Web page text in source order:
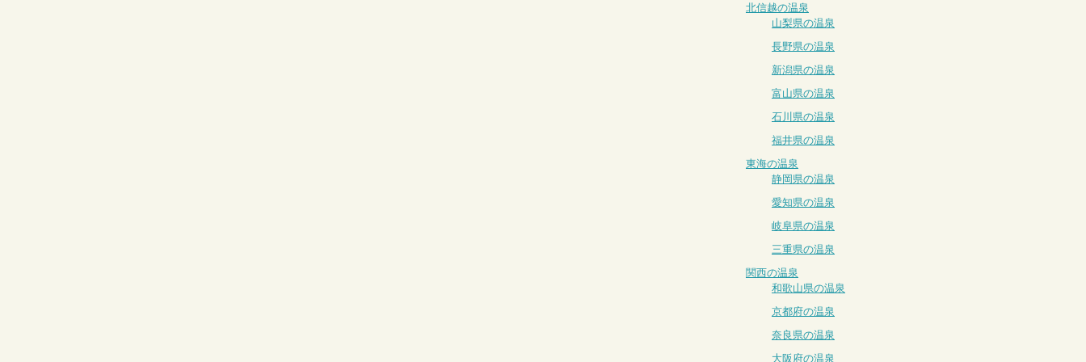
北信越の温泉
山梨県の温泉
長野県の温泉
新潟県の温泉
富山県の温泉
石川県の温泉
福井県の温泉
東海の温泉
静岡県の温泉
愛知県の温泉
岐阜県の温泉
三重県の温泉
関西の温泉
和歌山県の温泉
京都府の温泉
奈良県の温泉
大阪府の温泉